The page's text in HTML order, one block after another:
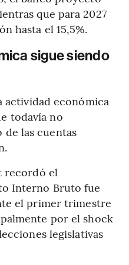
que para 2027
hasta el 15,5%.
sigue siendo
económica
todavía no
de las cuentas
recordó el
Interno Bruto fue
el primer trimestre
por el shock
legislativas